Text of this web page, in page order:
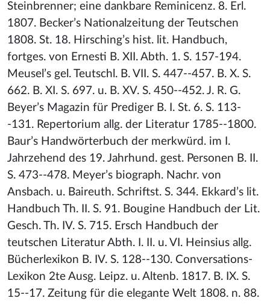
Steinbrenner; eine dankbare Reminicenz. 8. Erl.
1807. Becker’s Nationalzeitung der Teutschen
1808. St. 18. Hirsching’s hist. lit. Handbuch,
fortges. von Ernesti B. XII. Abth. 1. S. 157-194.
Meusel’s gel. Teutschl. B. VII. S. 447--457. B. X. S.
662. B. XI. S. 697. u. B. XV. S. 450--452. J. R. G.
Beyer’s Magazin für Prediger B. I. St. 6. S. 113-
-131. Repertorium allg. der Literatur 1785--1800.
Baur’s Handwörterbuch der merkwürd. im I.
Jahrzehend des 19. Jahrhund. gest. Personen B. II.
S. 473--478. Meyer’s biograph. Nachr. von
Ansbach. u. Baireuth. Schriftst. S. 344. Ekkard’s lit.
Handbuch Th. II. S. 91. Bougine Handbuch der Lit.
Gesch. Th. IV. S. 715. Ersch Handbuch der
teutschen Literatur Abth. I. II. u. VI. Heinsius allg.
Bücherlexikon B. IV. S. 128--130. Conversations-
Lexikon 2te Ausg. Leipz. u. Altenb. 1817. B. IX. S.
15--17. Zeitung für die elegante Welt 1808. n. 88.